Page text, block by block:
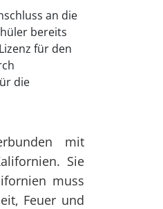
an die
bereits
für den
die
mit
Sie
muss
Feuer und